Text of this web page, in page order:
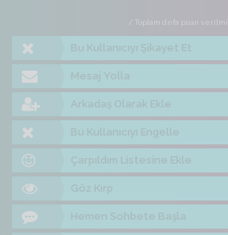
/ Toplam defa puan verilmiş
Bu Kullanıcıyı Şikayet Et
Mesaj Yolla
Arkadaş Olarak Ekle
Bu Kullanıcıyı Engelle
Çarpıldım Listesine Ekle
Göz Kırp
Hemen Sohbete Başla